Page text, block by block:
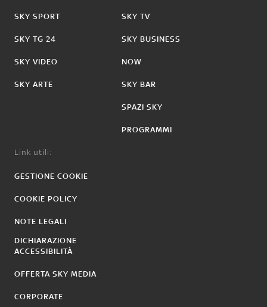
SKY SPORT
SKY TG 24
SKY VIDEO
SKY ARTE
SKY TV
SKY BUSINESS
NOW
SKY BAR
SPAZI SKY
PROGRAMMI
Link utili:
GESTIONE COOKIE
COOKIE POLICY
NOTE LEGALI
DICHIARAZIONE
ACCESSIBILITÀ
OFFERTA SKY MEDIA
CORPORATE